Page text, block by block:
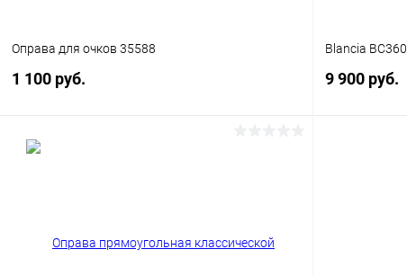
Оправа для очков 35588
1 100 руб.
Blancia BC360
9 900 руб.